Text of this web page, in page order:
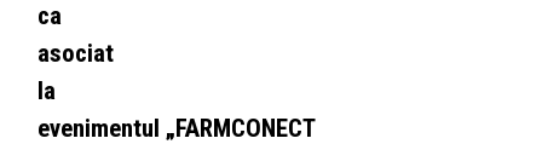
ca
asociat
la
evenimentul „FARMCONECT